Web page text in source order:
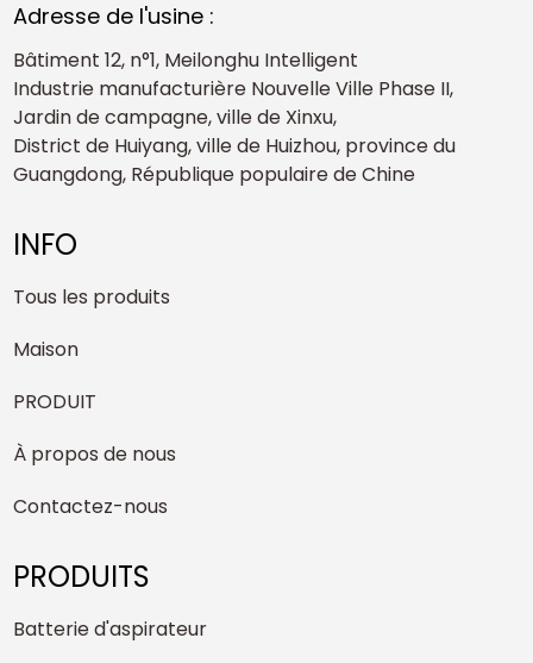
Adresse de l'usine :
Bâtiment 12, n°1, Meilonghu Intelligent
Industrie manufacturière Nouvelle Ville Phase II,
Jardin de campagne, ville de Xinxu,
District de Huiyang, ville de Huizhou, province du
Guangdong, République populaire de Chine
INFO
Tous les produits
Maison
PRODUIT
À propos de nous
Contactez-nous
PRODUITS
Batterie d'aspirateur